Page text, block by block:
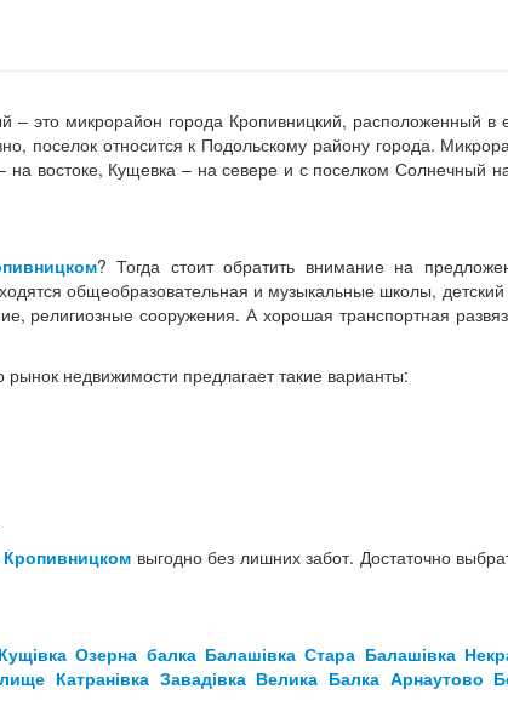
– это микрорайон города Кропивницкий, расположенный в
поселок относится к Подольскому району города.
востоке, Кущевка – на севере и с поселком Солнечный
? Тогда стоит обратить внимание на
общеобразовательная и музыкальные школы,
религиозные сооружения. А хорошая транспортная
рынок недвижимости предлагает такие варианты:
выгодно без лишних забот. Достаточно
Кущівка Озерна балка Балашівка Стара Балашівка
Катранівка Завадівка Велика Балка Арнаутово